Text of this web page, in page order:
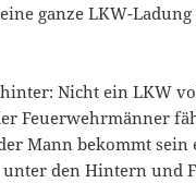
ganze LKW-
Nicht ein LKW
Feuerwehrmänner
Mann bekommt sein
den Hintern und